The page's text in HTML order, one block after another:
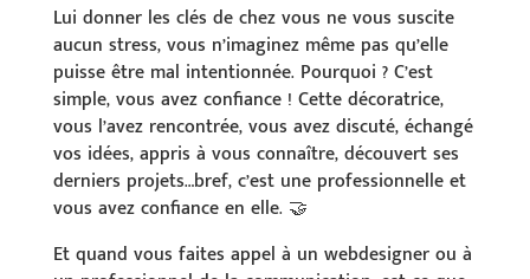
Lui donner les clés de chez vous ne vous suscite
aucun stress, vous n’imaginez même pas qu’elle
puisse être mal intentionnée. Pourquoi ? C’est
simple, vous avez confiance ! Cette décoratrice,
vous l’avez rencontrée, vous avez discuté, échangé
vos idées, appris à vous connaître, découvert ses
derniers projets…bref, c’est une professionnelle et
vous avez confiance en elle. 🤝
Et quand vous faites appel à un webdesigner ou à